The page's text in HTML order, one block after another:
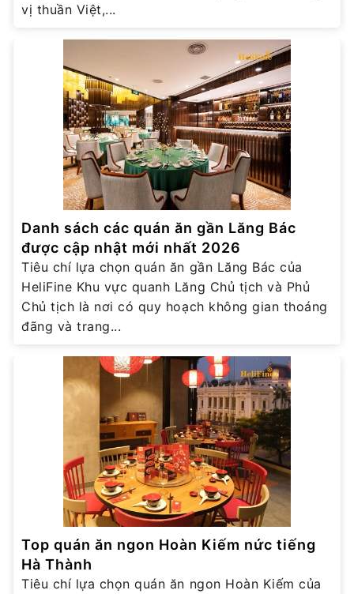
vị thuần Việt,...
Danh sách các quán ăn gần Lăng Bác
được cập nhật mới nhất 2026
Tiêu chí lựa chọn quán ăn gần Lăng Bác của
HeliFine Khu vực quanh Lăng Chủ tịch và Phủ
Chủ tịch là nơi có quy hoạch không gian thoáng
đãng và trang...
Top quán ăn ngon Hoàn Kiếm nức tiếng
Hà Thành
Tiêu chí lựa chọn quán ăn ngon Hoàn Kiếm của